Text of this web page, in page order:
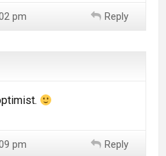
pm Reply
pm Reply